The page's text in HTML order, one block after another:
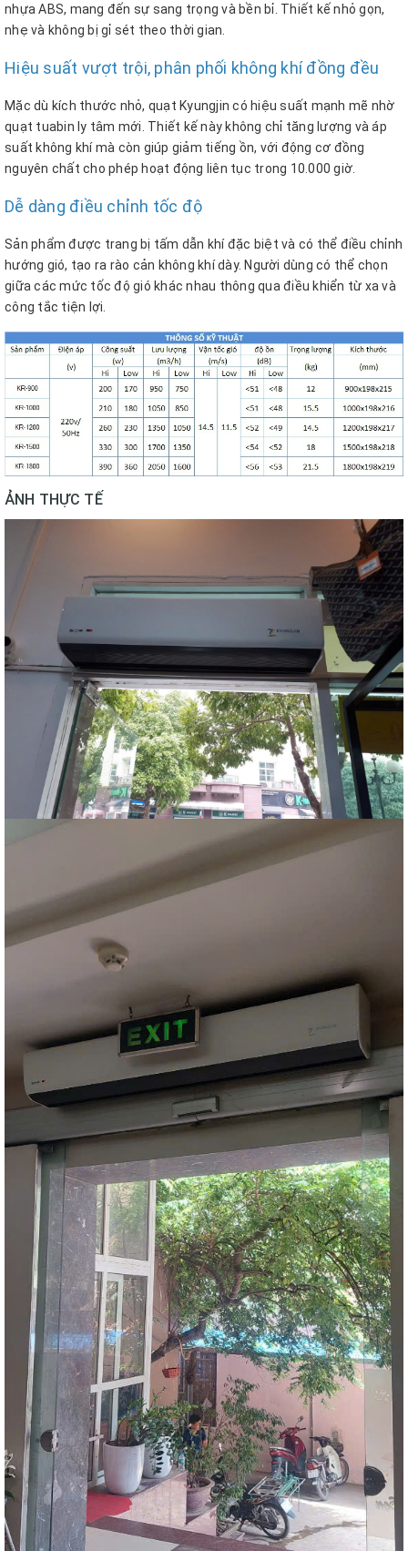
nhựa ABS, mang đến sự sang trọng và bền bỉ. Thiết kế nhỏ gọn,
nhẹ và không bị gỉ sét theo thời gian.
Hiệu suất vượt trội, phân phối không khí đồng đều
Mặc dù kích thước nhỏ, quạt Kyungjin có hiệu suất mạnh mẽ nhờ
quạt tuabin ly tâm mới. Thiết kế này không chỉ tăng lượng và áp
suất không khí mà còn giúp giảm tiếng ồn, với động cơ đồng
nguyên chất cho phép hoạt động liên tục trong 10.000 giờ.
Dễ dàng điều chỉnh tốc độ
Sản phẩm được trang bị tấm dẫn khí đặc biệt và có thể điều chỉnh
hướng gió, tạo ra rào cản không khí dày. Người dùng có thể chọn
giữa các mức tốc độ gió khác nhau thông qua điều khiển từ xa và
công tắc tiện lợi.
ẢNH THỰC TẾ